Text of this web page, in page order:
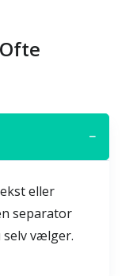
−
eller
separator
vælger.